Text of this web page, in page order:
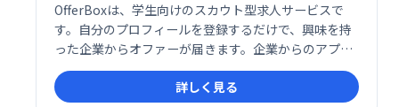
OfferBoxは、学生向けのスカウト型求人サービスで
す。自分のプロフィールを登録するだけで、興味を持
った企業からオファーが届きます。企業からのアプロ
ーチを待つだけで、自分にぴったりの求人を見つけら
れる、手軽で便利なサービスです。
詳しく見る